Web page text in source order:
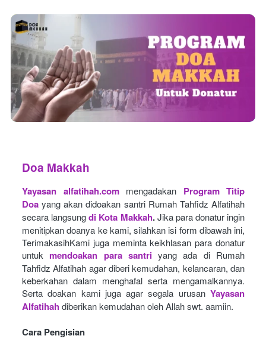
Doa Makkah
Yayasan alfatihah.com mengadakan
Program Titip
Doa yang akan didoakan santri Rumah Tahfidz Alfatihah
secara langsung di Kota Makkah. Jika para donatur ingin
menitipkan doanya ke kami, silahkan isi form dibawah ini,
TerimakasihKami juga meminta keikhlasan para donatur
untuk mendoakan para santri yang ada di Rumah
Tahfidz Alfatihah agar diberi kemudahan, kelancaran, dan
keberkahan dalam menghafal serta mengamalkannya.
Serta doakan kami juga agar segala urusan Yayasan
Alfatihah diberikan kemudahan oleh Allah swt. aamiin.
Cara Pengisian